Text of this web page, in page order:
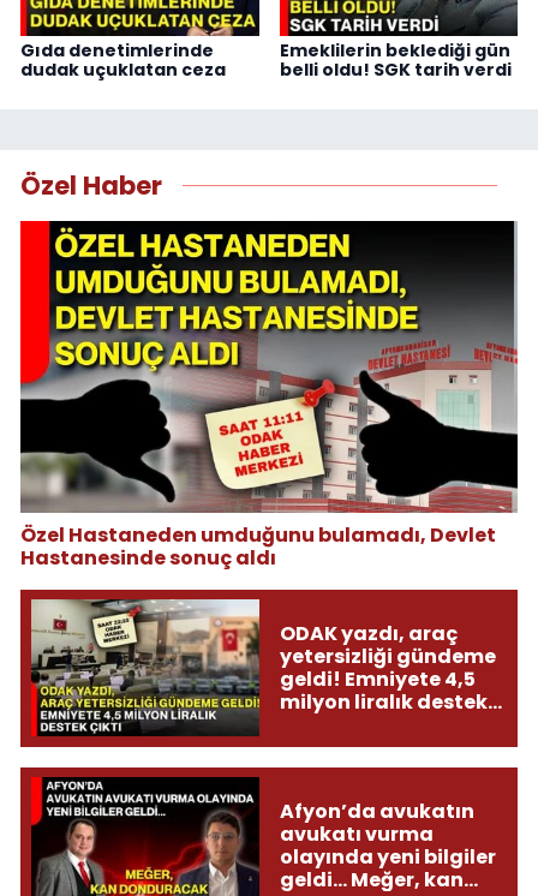
Gıda denetimlerinde
dudak uçuklatan ceza
Emeklilerin beklediği gün
belli oldu! SGK tarih verdi
Özel Haber
Özel Hastaneden umduğunu bulamadı, Devlet
Hastanesinde sonuç aldı
ODAK yazdı, araç
yetersizliği gündeme
geldi! Emniyete 4,5
milyon liralık destek
Afyon’da avukatın
avukatı vurma
olayında yeni bilgiler
geldi... Meğer, kan